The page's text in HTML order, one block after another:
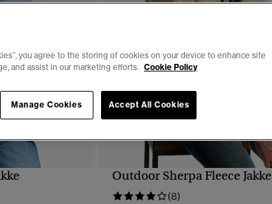
HURTIGVISNING
Outdoor Sherpa Fleece Jakke
(8)
you agree to the storing of cookies on your device to enhance site
and assist in our marketing efforts. Cookie Policy
Accept All Cookies
Manage Cookies